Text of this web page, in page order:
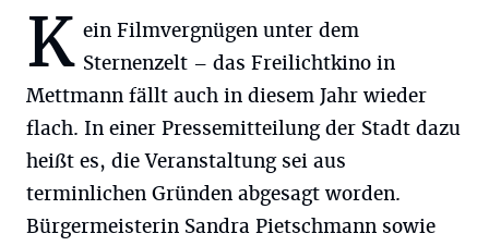
K ein Filmvergnügen unter dem
Sternenzelt – das Freilichtkino in
Mettmann fällt auch in diesem Jahr wieder
flach. In einer Pressemitteilung der Stadt dazu
heißt es, die Veranstaltung sei aus
terminlichen Gründen abgesagt worden.
Bürgermeisterin Sandra Pietschmann sowie